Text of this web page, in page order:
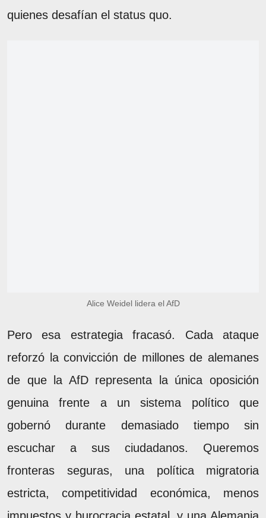
quienes desafían el status quo.
Alice Weidel lidera el AfD
Pero esa estrategia fracasó. Cada ataque
reforzó la convicción de millones de alemanes
de que la AfD representa la única oposición
genuina frente a un sistema político que
gobernó durante demasiado tiempo sin
escuchar a sus ciudadanos. Queremos
fronteras seguras, una política migratoria
estricta, competitividad económica, menos